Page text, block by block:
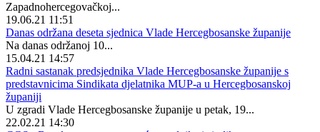
Zapadnohercegovačkoj...
19.06.21 11:51
Danas održana deseta sjednica Vlade Hercegbosanske županije
Na danas održanoj 10...
15.04.21 14:57
Radni sastanak predsjednika Vlade Hercegbosanske županije s
predstavnicima Sindikata djelatnika MUP-a u Hercegbosanskoj
županiji
U zgradi Vlade Hercegbosanske županije u petak, 19...
22.02.21 14:30